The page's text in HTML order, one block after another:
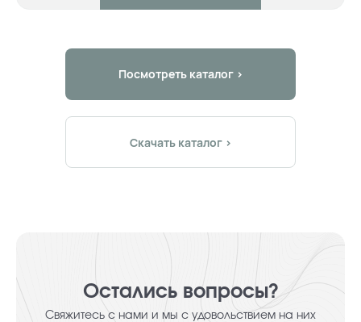
Посмотреть каталог >
Скачать каталог >
Остались вопросы?
Свяжитесь с нами и мы с удовольствием на них